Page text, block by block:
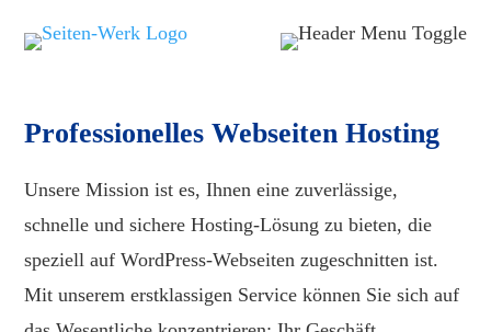
Professionelles Webseiten Hosting
Unsere Mission ist es, Ihnen eine zuverlässige,
schnelle und sichere Hosting-Lösung zu bieten, die
speziell auf WordPress-Webseiten zugeschnitten ist.
Mit unserem erstklassigen Service können Sie sich auf